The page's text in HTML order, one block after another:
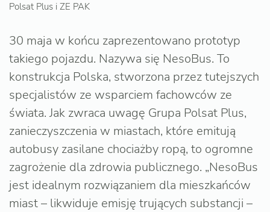
Polsat Plus i ZE PAK
30 maja w końcu zaprezentowano prototyp
takiego pojazdu. Nazywa się NesoBus. To
konstrukcja Polska, stworzona przez tutejszych
specjalistów ze wsparciem fachowców ze
świata. Jak zwraca uwagę Grupa Polsat Plus,
zanieczyszczenia w miastach, które emitują
autobusy zasilane chociażby ropą, to ogromne
zagrożenie dla zdrowia publicznego. „NesoBus
jest idealnym rozwiązaniem dla mieszkańców
miast – likwiduje emisję trujących substancji –